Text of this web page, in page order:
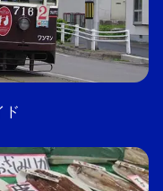
ド